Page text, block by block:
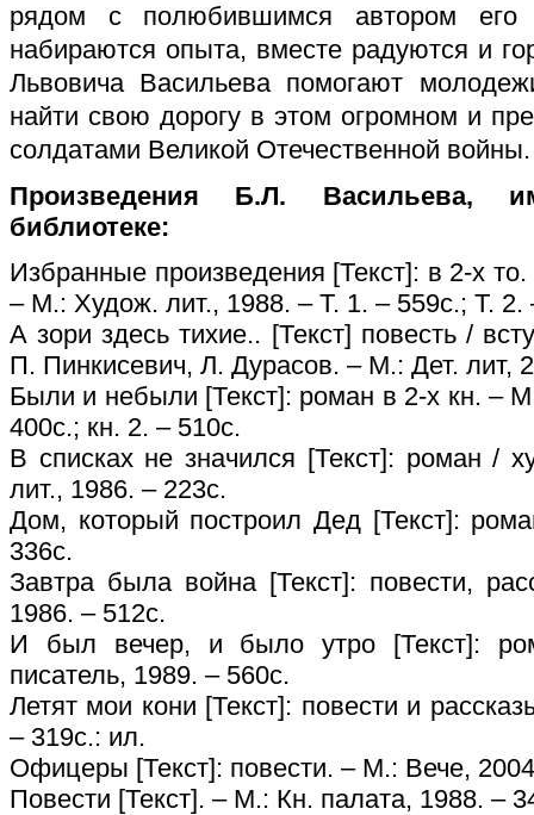
рядом с полюбившимся автором его
набираются опыта, вместе радуются и
Львовича Васильева помогают
найти свою дорогу в этом огромном и
солдатами Великой Отечественной войны.
Произведения Б.Л. Васильева,
библиотеке:
Избранные произведения [Текст]: в 2-х
– М.: Худож. лит., 1988. – Т. 1. – 559с.; Т. 2.
А зори здесь тихие.. [Текст] повесть /
П. Пинкисевич, Л. Дурасов. – М.: Дет. лит,
Были и небыли [Текст]: роман в 2-х кн. –
400с.; кн. 2. – 510с.
В списках не значился [Текст]: роман /
лит., 1986. – 223с.
Дом, который построил Дед [Текст]:
336с.
Завтра была война [Текст]: повести,
1986. – 512с.
И был вечер, и было утро [Текст]:
писатель, 1989. – 560с.
Летят мои кони [Текст]: повести и
– 319с.: ил.
Офицеры [Текст]: повести. – М.: Вече,
Повести [Текст]. – М.: Кн. палата, 1988. –